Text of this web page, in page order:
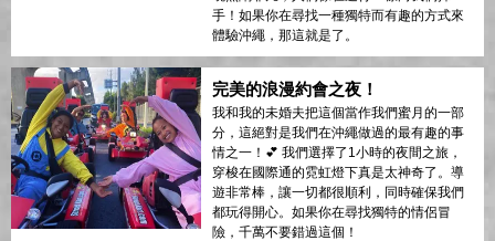
手！如果你在尋找一種獨特而有趣的方式來
體驗沖繩，那這就是了。
完美的浪漫約會之夜！
我和我的未婚夫把這個當作我們蜜月的一部
分，這絕對是我們在沖繩做過的最有趣的事
情之一！💕 我們選擇了1小時的夜間之旅，
穿梭在國際通的霓虹燈下真是太神奇了。導
遊非常棒，讓一切都很順利，同時確保我們
都玩得開心。如果你在尋找獨特的情侶冒
險，千萬不要錯過這個！